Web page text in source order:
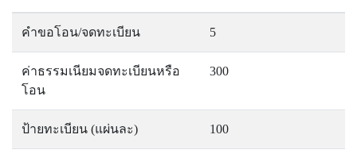
คำขอโอน/จดทะเบียน 5
ค่าธรรมเนียมจดทะเบียนหรือ
โอน
300
ป้ายทะเบียน (แผ่นละ) 100